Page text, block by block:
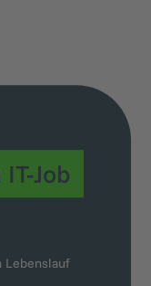
Job
Lebenslauf